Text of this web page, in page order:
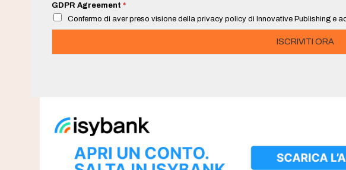
i
*
GDPR Agreement *
Confermo di aver preso visione della privacy policy di Innovative Publishing e
ISCRIVITI ORA